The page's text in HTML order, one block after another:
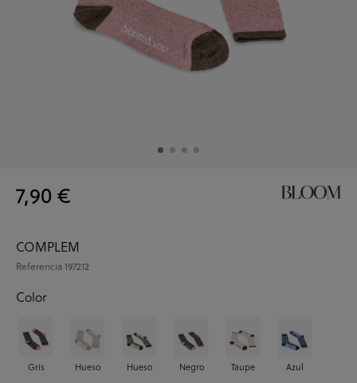
7,90 €
COMPLEM
Referencia 197212
Color
Gris Hueso Hueso Negro Taupe Azul